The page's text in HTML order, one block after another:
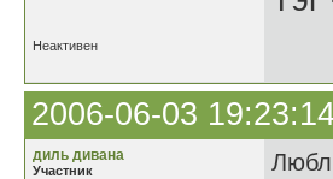
Неактивен
2006-06-03
диль дивана
Участник